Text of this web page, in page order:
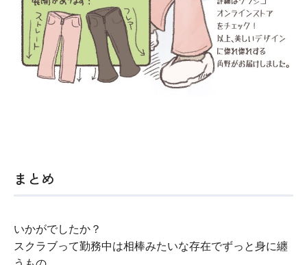
まとめ
いかがでしたか？
スクラブって勤務中は相棒みたいな存在でずっと身に纏